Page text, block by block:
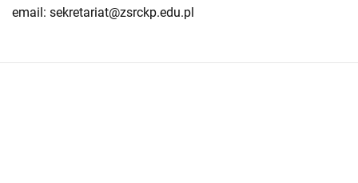
email: sekretariat@zsrckp.edu.pl